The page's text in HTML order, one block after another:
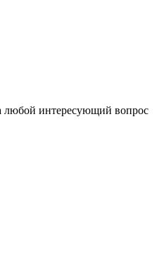
любой интересующий вопрос